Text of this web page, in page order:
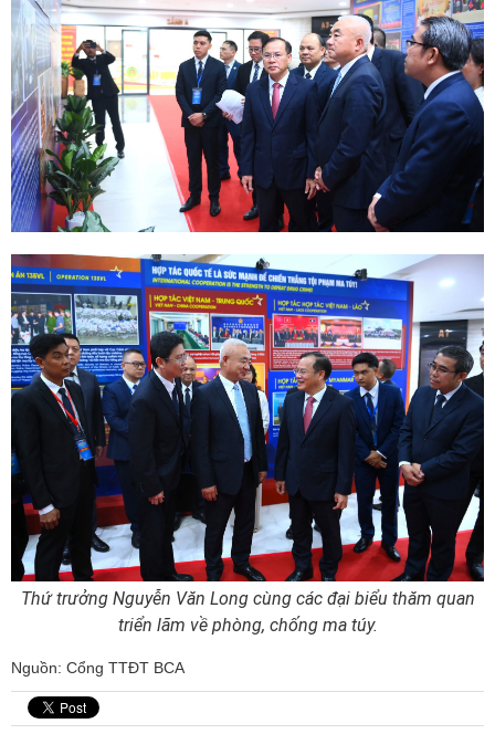
Thứ trưởng Nguyễn Văn Long cùng các đại biểu thăm quan
triển lãm về phòng, chống ma túy.
Nguồn: Cổng TTĐT BCA